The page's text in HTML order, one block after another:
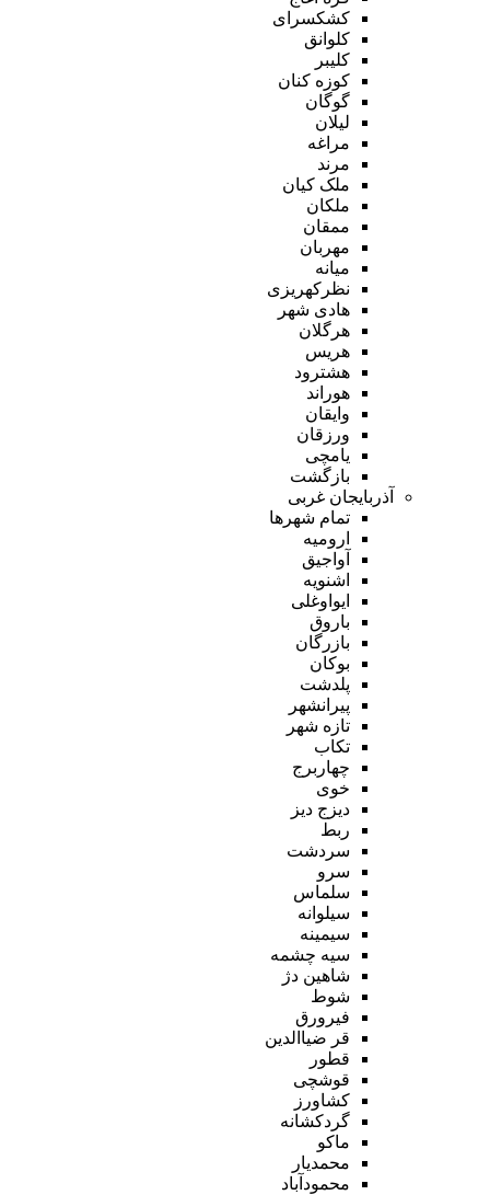
کشکسرای
کلوانق
کلیبر
کوزه کنان
گوگان
لیلان
مراغه
مرند
ملک کیان
ملکان
ممقان
مهربان
میانه
نظرکهریزی
هادی شهر
هرگلان
هریس
هشترود
هوراند
وایقان
ورزقان
یامچی
بازگشت
آذربایجان غربی
تمام شهر‌ها
ارومیه
آواجیق
اشنویه
ایواوغلی
باروق
بازرگان
بوکان
پلدشت
پیرانشهر
تازه شهر
تکاب
چهاربرج
خوی
دیزج دیز
ربط
سردشت
سرو
سلماس
سیلوانه
سیمینه
سیه چشمه
شاهین دژ
شوط
فیرورق
قر ضیاالدین
قطور
قوشچی
کشاورز
گردکشانه
ماکو
محمدیار
محمودآباد